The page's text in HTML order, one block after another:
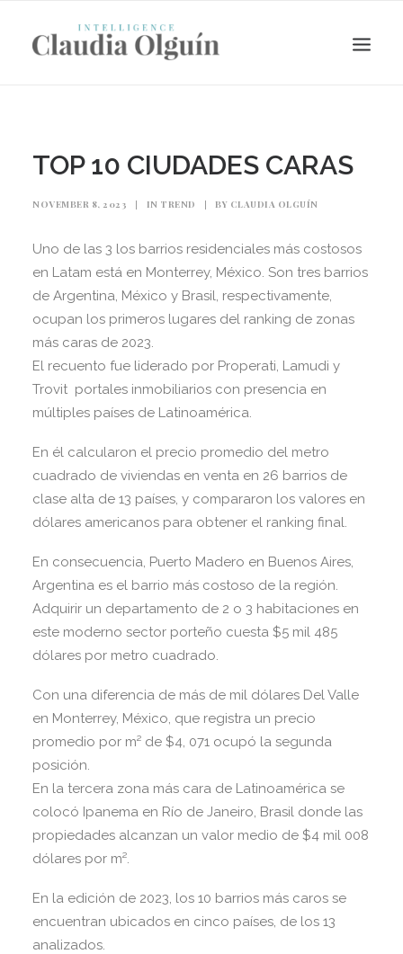
Search
TOP 10 CIUDADES CARAS
NOVEMBER 8, 2023 | IN TREND | BY CLAUDIA OLGUÍN
Uno de las 3 los barrios residenciales más costosos
en Latam está en Monterrey, México. Son tres barrios
de Argentina, México y Brasil, respectivamente,
ocupan los primeros lugares del ranking de zonas
más caras de 2023.
El recuento fue liderado por Properati, Lamudi y
Trovit portales inmobiliarios con presencia en
múltiples países de Latinoamérica.
En él calcularon el precio promedio del metro
cuadrado de viviendas en venta en 26 barrios de
clase alta de 13 países, y compararon los valores en
dólares americanos para obtener el ranking final.
En consecuencia, Puerto Madero en Buenos Aires,
Argentina es el barrio más costoso de la región.
Adquirir un departamento de 2 o 3 habitaciones en
este moderno sector porteño cuesta $5 mil 485
dólares por metro cuadrado.
Con una diferencia de más de mil dólares Del Valle
en Monterrey, México, que registra un precio
promedio por m² de $4, 071 ocupó la segunda
posición.
En la tercera zona más cara de Latinoamérica se
colocó Ipanema en Río de Janeiro, Brasil donde las
propiedades alcanzan un valor medio de $4 mil 008
dólares por m².
En la edición de 2023, los 10 barrios más caros se
encuentran ubicados en cinco países, de los 13
analizados.